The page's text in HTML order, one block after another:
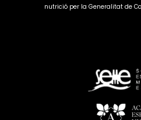
nutrició per la Generalitat de